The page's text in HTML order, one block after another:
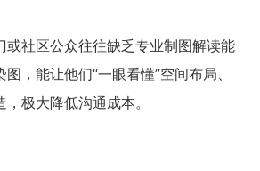
或社区公众往往缺乏专业制图解读能
，能让他们“一眼看懂”空间布局、
极大降低沟通成本。